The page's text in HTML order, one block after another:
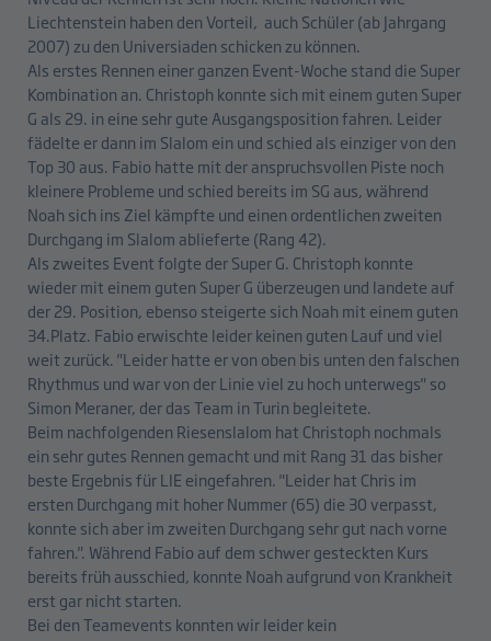
Liechtenstein haben den Vorteil, auch Schüler (ab Jahrgang
2007) zu den Universiaden schicken zu können.
Als erstes Rennen einer ganzen Event-Woche stand die Super
Kombination an. Christoph konnte sich mit einem guten Super
G als 29. in eine sehr gute Ausgangsposition fahren. Leider
fädelte er dann im Slalom ein und schied als einziger von den
Top 30 aus. Fabio hatte mit der anspruchsvollen Piste noch
kleinere Probleme und schied bereits im SG aus, während
Noah sich ins Ziel kämpfte und einen ordentlichen zweiten
Durchgang im Slalom ablieferte (Rang 42).
Als zweites Event folgte der Super G. Christoph konnte
wieder mit einem guten Super G überzeugen und landete auf
der 29. Position, ebenso steigerte sich Noah mit einem guten
34.Platz. Fabio erwischte leider keinen guten Lauf und viel
weit zurück. "Leider hatte er von oben bis unten den falschen
Rhythmus und war von der Linie viel zu hoch unterwegs" so
Simon Meraner, der das Team in Turin begleitete.
Beim nachfolgenden Riesenslalom hat Christoph nochmals
ein sehr gutes Rennen gemacht und mit Rang 31 das bisher
beste Ergebnis für LIE eingefahren. "Leider hat Chris im
ersten Durchgang mit hoher Nummer (65) die 30 verpasst,
konnte sich aber im zweiten Durchgang sehr gut nach vorne
fahren.". Während Fabio auf dem schwer gesteckten Kurs
bereits früh ausschied, konnte Noah aufgrund von Krankheit
erst gar nicht starten.
Bei den Teamevents konnten wir leider kein